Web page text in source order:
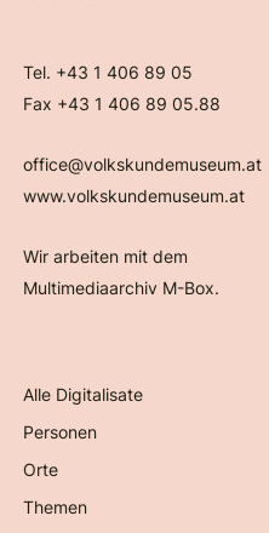
Tel. +43 1 406 89 05
Fax +43 1 406 89 05.88
office@volkskundemuseum.at
www.volkskundemuseum.at
Wir arbeiten mit dem
Multimediaarchiv M-Box.
Alle Digitalisate
Personen
Orte
Themen